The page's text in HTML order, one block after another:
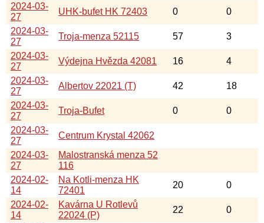
2024-03-
27
UHK-bufet HK 72403 0
0
2024-03-
27
Troja-menza 52115 57
3
2024-03-
27
Výdejna Hvězda 42081 16
4
2024-03-
27
Albertov 22021 (T) 42
18
2024-03-
27
Troja-Bufet 0
0
2024-03-
27
Centrum Krystal 42062
2024-03-
27
Malostranská menza 52
116
2024-02-
14
Na Kotli-menza HK
72401
20
0
2024-02-
14
Kavárna U Rotlevů
22024 (P)
22
0